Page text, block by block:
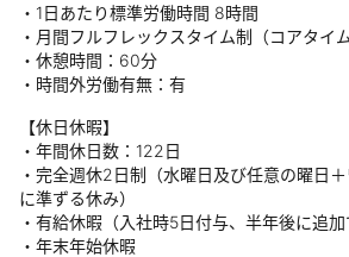
・1日あたり標準労働時間 8時間
・月間フルフレックスタイム制（コアタイム
・休憩時間：60分
・時間外労働有無：有
【休日休暇】
・年間休日数：122日
・完全週休2日制（水曜日及び任意の曜日
に準ずる休み）
・有給休暇（入社時5日付与、半年後に追加
・年末年始休暇